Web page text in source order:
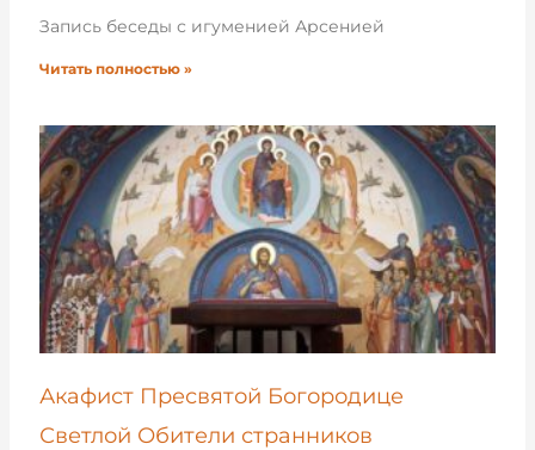
Запись беседы с игуменией Арсенией
Читать полностью »
Акафист Пресвятой Богородице
Светлой Обители странников